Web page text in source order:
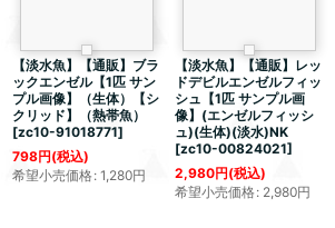
【淡水魚】【通販】ブラ
ックエンゼル【1匹 サン
プル画像】（生体）【シ
クリッド】（熱帯魚）
[zc10-91018771]
798円(税込)
希望小売価格: 1,280円
【淡水魚】【通販】レッ
ドデビルエンゼルフィッ
シュ【1匹 サンプル画
像】(エンゼルフィッシ
ュ)(生体)(淡水)NK
[zc10-00824021]
2,980円(税込)
希望小売価格: 2,980円